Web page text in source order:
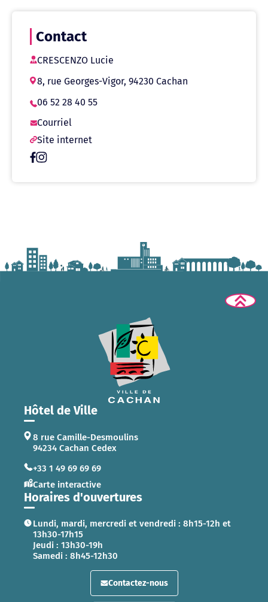
Contact
CRESCENZO Lucie
8, rue Georges-Vigor, 94230 Cachan
06 52 28 40 55
Courriel
Site internet
Hôtel de Ville
8 rue Camille-Desmoulins
94234 Cachan Cedex
+33 1 49 69 69 69
Carte interactive
Horaires d'ouvertures
Lundi, mardi, mercredi et vendredi : 8h15-12h et
13h30-17h15
Jeudi : 13h30-19h
Samedi : 8h45-12h30
Contactez-nous